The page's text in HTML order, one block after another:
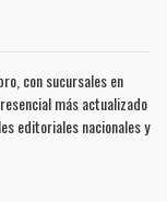
con sucursales en
más actualizado
editoriales nacionales y